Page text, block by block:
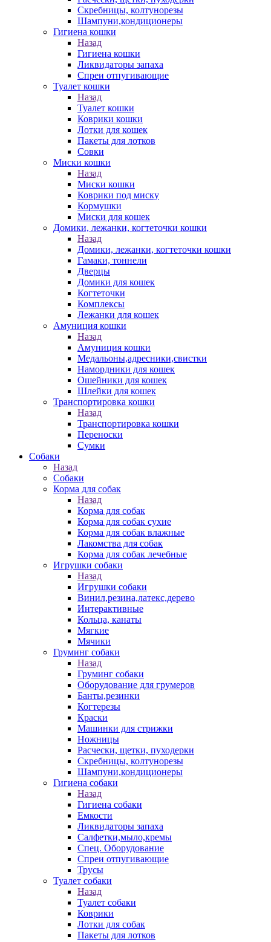
Скребницы, колтунорезы
Шампуни,кондиционеры
Гигиена кошки
Назад
Гигиена кошки
Ликвидаторы запаха
Спреи отпугивающие
Туалет кошки
Назад
Туалет кошки
Коврики кошки
Лотки для кошек
Пакеты для лотков
Совки
Миски кошки
Назад
Миски кошки
Коврики под миску
Кормушки
Миски для кошек
Домики, лежанки, когтеточки кошки
Назад
Домики, лежанки, когтеточки кошки
Гамаки, тоннели
Дверцы
Домики для кошек
Когтеточки
Комплексы
Лежанки для кошек
Амуниция кошки
Назад
Амуниция кошки
Медальоны,адресники,свистки
Намордники для кошек
Ошейники для кошек
Шлейки для кошек
Транспортировка кошки
Назад
Транспортировка кошки
Переноски
Сумки
Собаки
Назад
Собаки
Корма для собак
Назад
Корма для собак
Корма для собак сухие
Корма для собак влажные
Лакомства для собак
Корма для собак лечебные
Игрушки собаки
Назад
Игрушки собаки
Винил,резина,латекс,дерево
Интерактивные
Кольца, канаты
Мягкие
Мячики
Груминг собаки
Назад
Груминг собаки
Оборудование для грумеров
Банты,резинки
Когтерезы
Краски
Машинки для стрижки
Ножницы
Расчески, щетки, пуходерки
Скребницы, колтунорезы
Шампуни,кондиционеры
Гигиена собаки
Назад
Гигиена собаки
Емкости
Ликвидаторы запаха
Салфетки,мыло,кремы
Спец. Оборудование
Спреи отпугивающие
Трусы
Туалет собаки
Назад
Туалет собаки
Коврики
Лотки для собак
Пакеты для лотков